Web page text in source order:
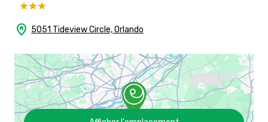
home_pin 5051 Tideview Circle, Orlando